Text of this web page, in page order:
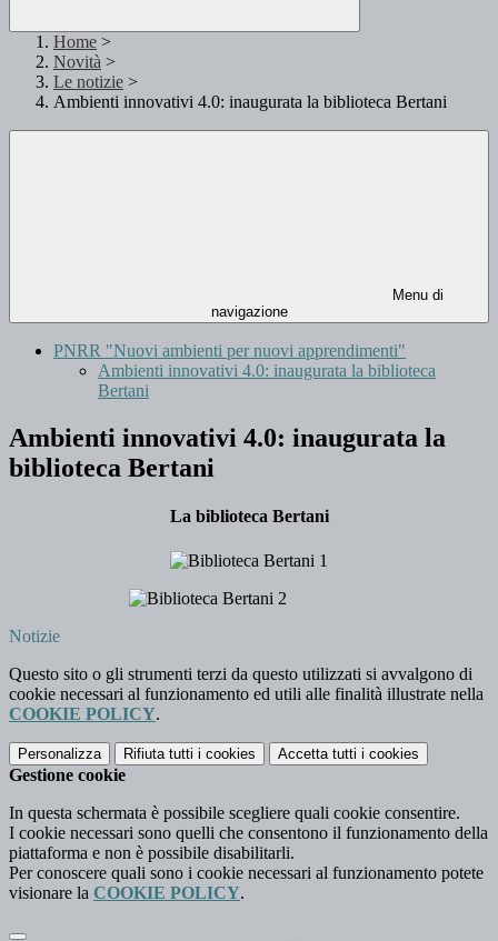
Home >
Novità >
Le notizie >
Ambienti innovativi 4.0: inaugurata la biblioteca Bertani
Menu di
navigazione
PNRR "Nuovi ambienti per nuovi apprendimenti"
Ambienti innovativi 4.0: inaugurata la biblioteca
Bertani
Ambienti innovativi 4.0: inaugurata la
biblioteca Bertani
La biblioteca Bertani
Notizie
Questo sito o gli strumenti terzi da questo utilizzati si avvalgono di
cookie necessari al funzionamento ed utili alle finalità illustrate nella
COOKIE POLICY.
Personalizza Rifiuta tutti i cookies Accetta tutti i cookies
Gestione cookie
In questa schermata è possibile scegliere quali cookie consentire.
I cookie necessari sono quelli che consentono il funzionamento della
piattaforma e non è possibile disabilitarli.
Per conoscere quali sono i cookie necessari al funzionamento potete
visionare la COOKIE POLICY.